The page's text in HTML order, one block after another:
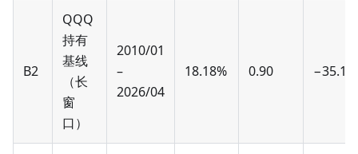
B2
QQQ
持有
基线
（长
窗
口）
2010/01
–
2026/04
18.18% 0.90